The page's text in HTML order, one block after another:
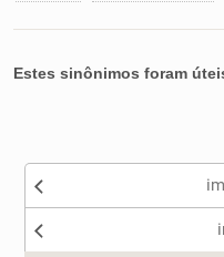
Caça-palavras
Sinônimos
Estes sinônimos foram
Nenhum dos sinônimos